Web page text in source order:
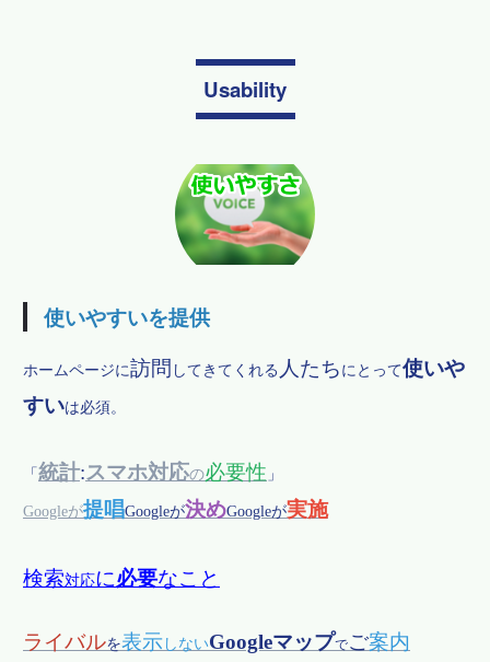
Usability
使いやすいを提供
ホームページに訪問 してきてくれる 人たち にとって使いや
すいは必須。
「統計:スマホ対応の必要性 」
Googleが提唱Googleが決めGoogleが実施
検索対応に必要なこと
ライバルを表示 しないGoogleマップでご案内